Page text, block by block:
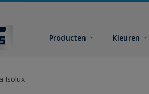
Producten Kleuren
Isolux